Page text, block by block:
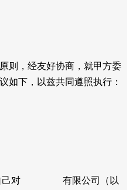
则，经友好协商，就甲方委
如下，以兹共同遵照执行：
自己对 有限公司（以